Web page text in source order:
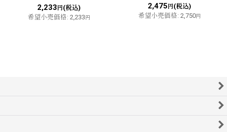
2,233 円(税込)
希望小売価格: 2,233 円
2,475 円(税込)
希望小売価格: 2,750円